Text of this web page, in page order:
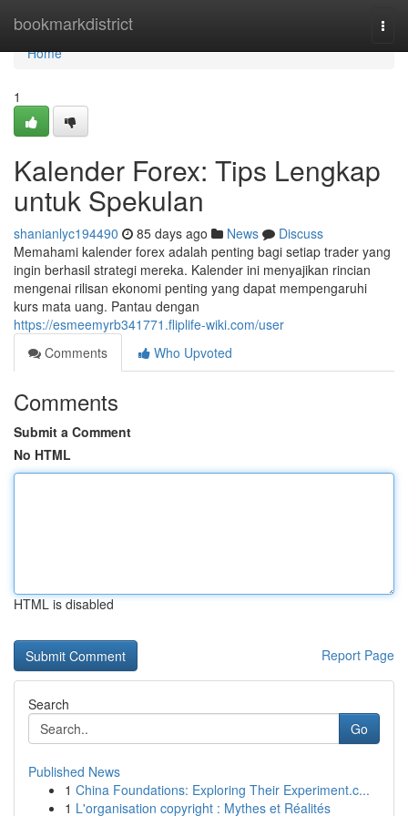
bookmarkdistrict
Home
Home
1
Kalender Forex: Tips Lengkap
untuk Spekulan
shanianlyc194490 85 days ago News
Discuss
Memahami kalender forex adalah penting bagi setiap trader yang
ingin berhasil strategi mereka. Kalender ini menyajikan rincian
mengenai rilisan ekonomi penting yang dapat mempengaruhi
kurs mata uang. Pantau dengan
https://esmeemyrb341771.fliplife-wiki.com/user
Comments
Who Upvoted
Comments
Submit a Comment
No HTML
HTML is disabled
Report Page
Search
Go
Published News
1 China Foundations: Exploring Their Experiment.c...
1 L'organisation copyright : Mythes et Réalités